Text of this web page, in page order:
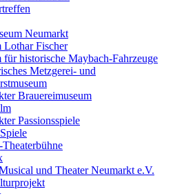
Neumarkt
Lothar Fischer
für historische Maybach-Fahrzeuge
Metzgerei- und
Brauereimuseum
Passionsspiele
und Theater Neumarkt e.V.